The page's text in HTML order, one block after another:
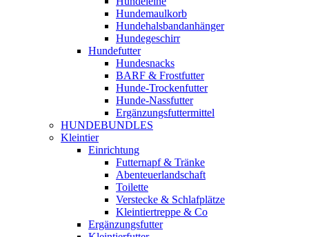
Hundemaulkorb
Hundehalsbandanhänger
Hundegeschirr
Hundefutter
Hundesnacks
BARF & Frostfutter
Hunde-Trockenfutter
Hunde-Nassfutter
Ergänzungsfuttermittel
HUNDEBUNDLES
Kleintier
Einrichtung
Futternapf & Tränke
Abenteuerlandschaft
Toilette
Verstecke & Schlafplätze
Kleintiertreppe & Co
Ergänzungsfutter